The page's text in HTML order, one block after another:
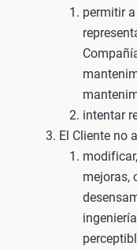
permitir
intentar
El Cliente no
mejoras,